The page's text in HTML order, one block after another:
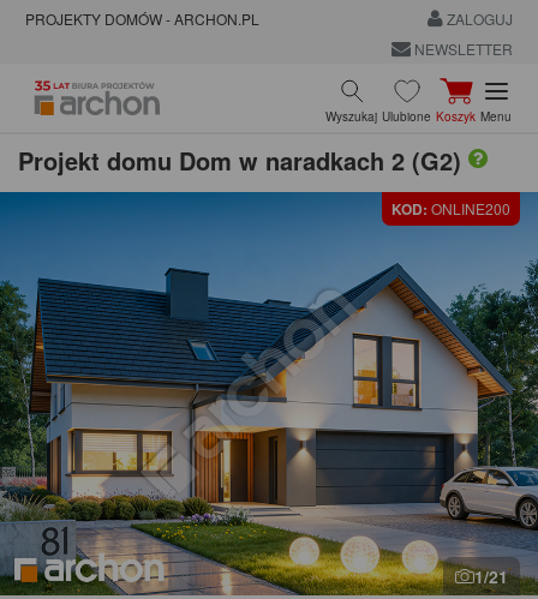
PROJEKTY DOMÓW - ARCHON.PL
ZALOGUJ
NEWSLETTER
Wyszukaj Ulubione Koszyk Menu
Projekt domu Dom w naradkach 2 (G2)
KOD: ONLINE200
1/21